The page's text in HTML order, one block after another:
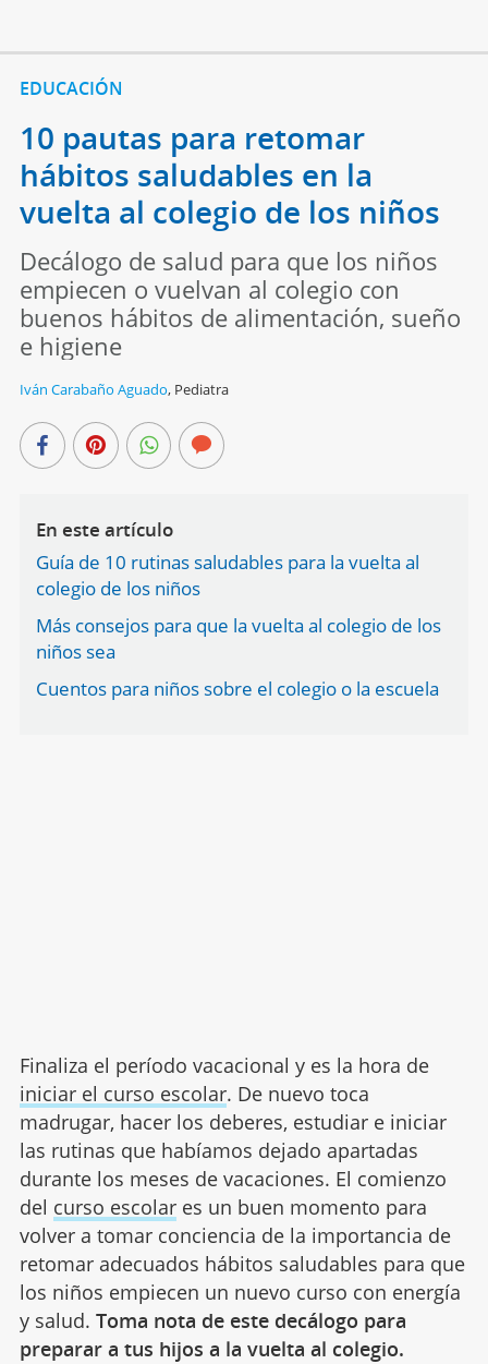
EDUCACIÓN
10 pautas para retomar
hábitos saludables en la
vuelta al colegio de los niños
Decálogo de salud para que los niños
empiecen o vuelvan al colegio con
buenos hábitos de alimentación, sueño
e higiene
Iván Carabaño Aguado, Pediatra
En este artículo
Guía de 10 rutinas saludables para la vuelta al
colegio de los niños
Más consejos para que la vuelta al colegio de los
niños sea
Cuentos para niños sobre el colegio o la escuela
Finaliza el período vacacional y es la hora de
iniciar el curso escolar. De nuevo toca
madrugar, hacer los deberes, estudiar e iniciar
las rutinas que habíamos dejado apartadas
durante los meses de vacaciones. El comienzo
del curso escolares un buen momento para
volver a tomar conciencia de la importancia de
retomar adecuados hábitos saludables para que
los niños empiecen un nuevo curso con energía
y salud. Toma nota de este decálogo para
preparar a tus hijos a la vuelta al colegio.